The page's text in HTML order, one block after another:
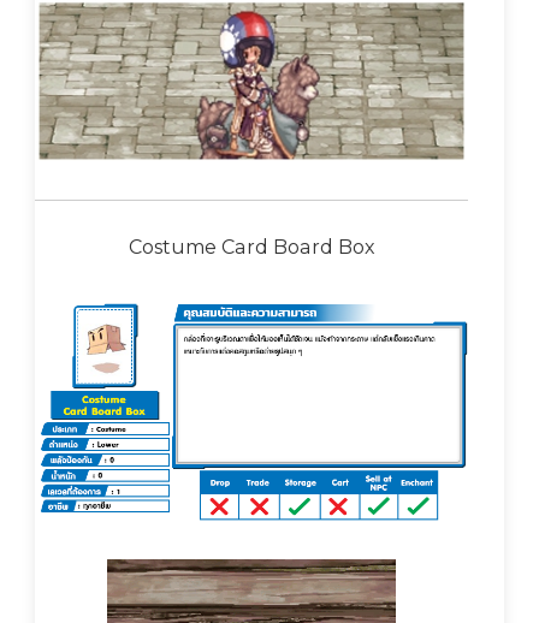
Costume Card Board Box